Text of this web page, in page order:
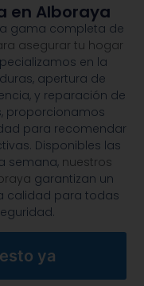
en Alboraya
gama completa de
asegurar tu hogar
en la
apertura de
y reparación de
proporcionamos
para recomendar
Disponibles las
semana, nuestros
garantizan un
calidad para todas
ya